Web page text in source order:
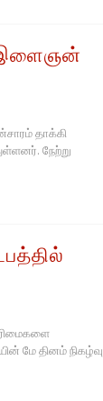
இளைஞன்
தாக்கி
நேற்று
மே தினம் நிகழ்வு